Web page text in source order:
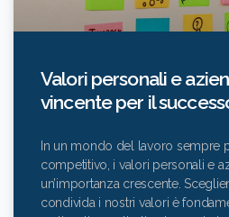
Valori personali e
vincente per il
In un mondo del lavoro sempre
competitivo, i valori personali e
un’importanza crescente.
condivida i nostri valori è